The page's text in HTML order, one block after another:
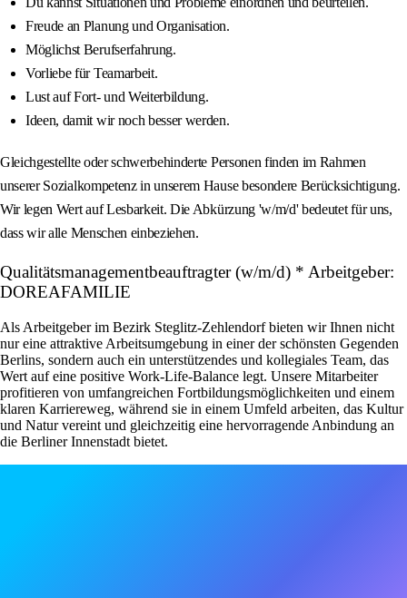
Freude an Planung und Organisation.
Möglichst Berufserfahrung.
Vorliebe für Teamarbeit.
Lust auf Fort- und Weiterbildung.
Ideen, damit wir noch besser werden.
Gleichgestellte oder schwerbehinderte Personen finden im Rahmen
unserer Sozialkompetenz in unserem Hause besondere Berücksichtigung.
Wir legen Wert auf Lesbarkeit. Die Abkürzung 'w/m/d' bedeutet für uns,
dass wir alle Menschen einbeziehen.
Qualitätsmanagementbeauftragter (w/m/d) * Arbeitgeber:
DOREAFAMILIE
Als Arbeitgeber im Bezirk Steglitz-Zehlendorf bieten wir Ihnen nicht
nur eine attraktive Arbeitsumgebung in einer der schönsten Gegenden
Berlins, sondern auch ein unterstützendes und kollegiales Team, das
Wert auf eine positive Work-Life-Balance legt. Unsere Mitarbeiter
profitieren von umfangreichen Fortbildungsmöglichkeiten und einem
klaren Karriereweg, während sie in einem Umfeld arbeiten, das Kultur
und Natur vereint und gleichzeitig eine hervorragende Anbindung an
die Berliner Innenstadt bietet.